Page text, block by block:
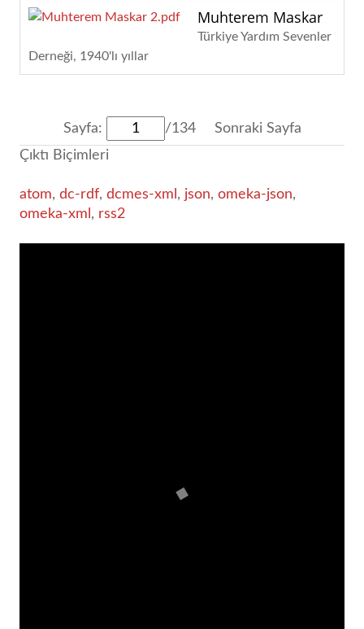
Muhterem Maskar
Türkiye Yardım Sevenler
Derneği
1940'lı yıllar
Sayfa: /134
Sonraki Sayfa
Çıktı Biçimleri
atom, dc-rdf, dcmes-xml , json, omeka-json,
omeka-xml , rss2